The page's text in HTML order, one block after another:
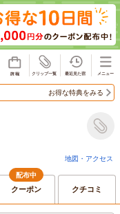
お得な特典をみる
地図・アクセス
配布中
クーポン クチコミ